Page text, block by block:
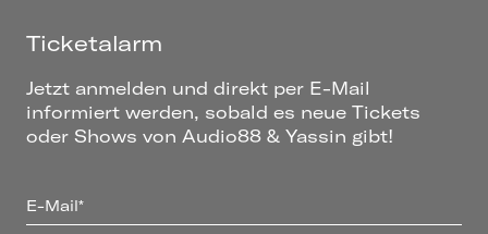
Ticketalarm
Jetzt anmelden und direkt per E-Mail
informiert werden, sobald es neue Tickets
oder Shows von Audio88 & Yassin gibt!
E-Mail*